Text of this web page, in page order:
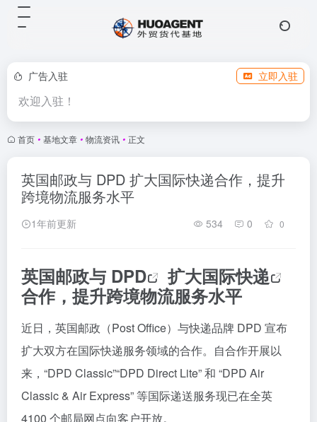
广告入驻 立即入驻
欢迎入驻！
首页 • 基地文章 • 物流资讯 • 正文
英国邮政与 DPD 扩大国际快递合作，提升
跨境物流服务水平
1年前更新 534 0 0
英国邮政与 DPD 扩大国际快递
合作，提升跨境物流服务水平
近日，英国邮政（Post Office）与快递品牌 DPD 宣布
扩大双方在国际快递服务领域的合作。自合作开展以
来，“DPD Classic”“DPD Direct Lite” 和 “DPD Air
Classic & Air Express” 等国际递送服务现已在全英
4100 个邮局网点向客户开放。